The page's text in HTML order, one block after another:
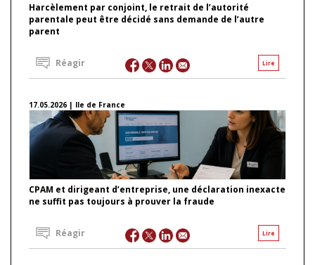
Harcèlement par conjoint, le retrait de l’autorité
parentale peut être décidé sans demande de l’autre
parent
Lire
Réagir
17.05.2026 | Ile de France
CPAM et dirigeant d’entreprise, une déclaration inexacte
ne suffit pas toujours à prouver la fraude
Lire
Réagir